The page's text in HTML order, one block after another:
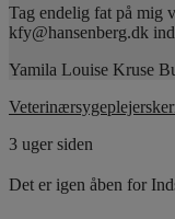
Tag endelig fat på mig
kfy@hansenberg.dk
Yamila Louise Kruse
3 uger siden
Det er igen åben for